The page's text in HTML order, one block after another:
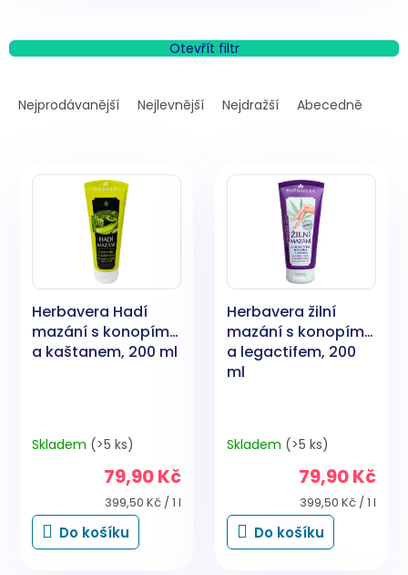
Otevřít filtr
aNejprodávanější Nejlevnější Nejdražší Abecedně
Herbavera Hadí
mazání s konopím
a kaštanem, 200 ml
Skladem (>5 ks)
79,90 Kč
Měrná
cena:
399,50 Kč / 1 l
Do košíku
Herbavera žilní
mazání s konopím
a legactifem, 200
ml
Skladem (>5 ks)
79,90 Kč
Měrná
cena:
399,50 Kč / 1 l
Do košíku